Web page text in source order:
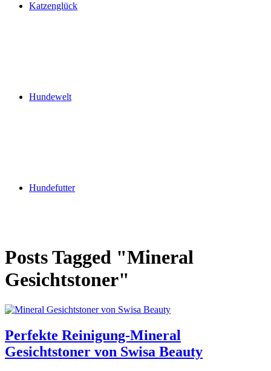
Katzenglück
Hundewelt
Hundefutter
Posts Tagged "Mineral
Gesichtstoner"
Perfekte Reinigung-Mineral
Gesichtstoner von Swisa Beauty